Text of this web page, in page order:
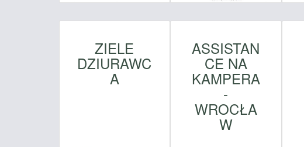
ZIELE
DZIURAWC
A
ASSISTAN
CE NA
KAMPERA
-
WROCŁA
W